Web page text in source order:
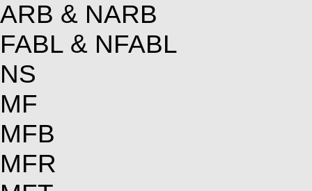
ARB & NARB
FABL & NFABL
NS
MF
MFB
MFR